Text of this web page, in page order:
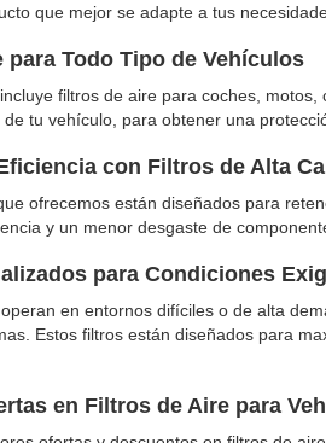
que mejor se adapte a tus
para Todo Tipo de Vehículos
filtros de aire para coches,
tu vehículo, para obtener una
con Filtros de Alta
ofrecemos están diseñados para
y un menor desgaste de
para Condiciones
en entornos difíciles o de alta
Estos filtros están diseñados para
en Filtros de Aire para